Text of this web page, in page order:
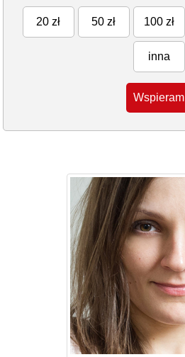
20 zł 50 zł 100 zł
inna
Wspieram